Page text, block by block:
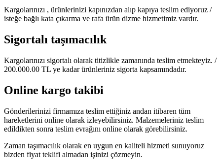
Kargolarınızı , ürünlerinizi kapınızdan alıp kapıya teslim ediyoruz /
isteğe bağlı kata çıkarma ve rafa ürün dizme hizmetimiz vardır.
Sigortalı taşımacılık
Kargolarınızı sigortalı olarak titizlikle zamanında teslim etmekteyiz. /
200.000.00 TL ye kadar ürünleriniz sigorta kapsamındadır.
Online kargo takibi
Gönderilerinizi firmamıza teslim ettiğiniz andan itibaren tüm
hareketlerini online olarak izleyebilirsiniz. Malzemeleriniz teslim
edildikten sonra teslim evrağını online olarak görebilirsiniz.
Zaman taşımacılık olarak en uygun en kaliteli hizmeti sunuyoruz
bizden fiyat teklifi almadan işinizi çözmeyin.